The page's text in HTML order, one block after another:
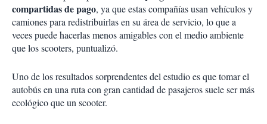
compartidas de pago, ya que estas compañías usan vehículos y
camiones para redistribuirlas en su área de servicio, lo que a
veces puede hacerlas menos amigables con el medio ambiente
que los scooters, puntualizó.
Uno de los resultados sorprendentes del estudio es que tomar el
autobús en una ruta con gran cantidad de pasajeros suele ser más
ecológico que un scooter.